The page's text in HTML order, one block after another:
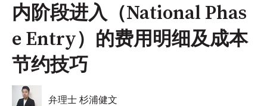
内阶段进入（National Phas
e Entry）的费用明细及成本
节约技巧
弁理士 杉浦健文